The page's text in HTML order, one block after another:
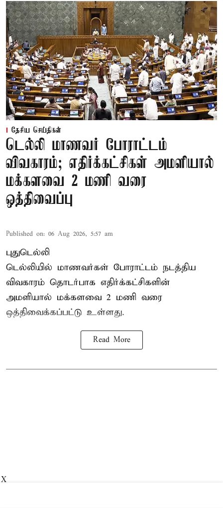
தேசிய செய்திகள்
டெல்லி மாணவர் போராட்டம்
விவகாரம்; எதிர்க்கட்சிகள் அமளியால்
மக்களவை 2 மணி வரை
ஒத்திவைப்பு
Published on: 06 Aug 2026, 5:57 am
புதுடெல்லி
டெல்லியில் மாணவர்கள் போராட்டம் நடத்திய
விவகாரம் தொடர்பாக எதிர்க்கட்சிகளின்
அமளியால் மக்களவை 2 மணி வரை
ஒத்திவைக்கப்பட்டு உள்ளது.
Read More
X